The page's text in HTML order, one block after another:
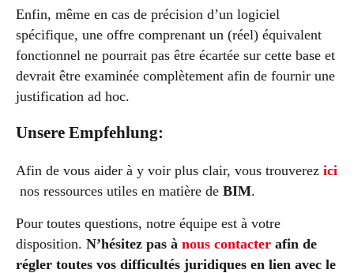
Enfin, même en cas de précision d’un logiciel
spécifique, une offre comprenant un (réel) équivalent
fonctionnel ne pourrait pas être écartée sur cette base et
devrait être examinée complètement afin de fournir une
justification ad hoc.
Unsere Empfehlung:
Afin de vous aider à y voir plus clair, vous trouverez ici
nos ressources utiles en matière de BIM.
Pour toutes questions, notre équipe est à votre
disposition. N’hésitez pas à nous contacter afin de
régler toutes vos difficultés juridiques en lien avec le